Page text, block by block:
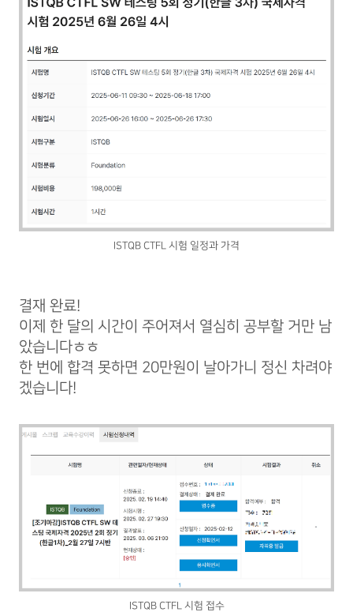
ISTQB CTFL 시험 일정과 가격
결재 완료!
이제 한 달의 시간이 주어져서 열심히 공부할 거만 남
았습니다ㅎㅎ
한 번에 합격 못하면 20만원이 날아가니 정신 차려야
겠습니다!
ISTQB CTFL 시험 접수